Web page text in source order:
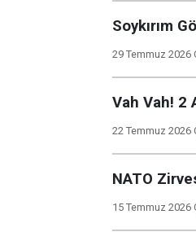
Soykırım
29 Temmuz 2026
Vah Vah! 2
22 Temmuz 2026
NATO
15 Temmuz 2026